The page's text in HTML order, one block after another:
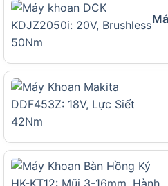
của máy trước khi ra quyết
THÔNG SỐ KỸ THUẬT
Điện áp pin
Loại động cơ
Lực siết tối đa
0
Kích thước đầu vặn
1/